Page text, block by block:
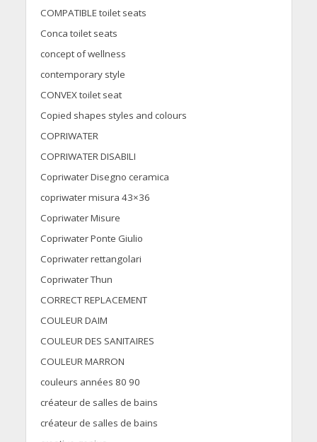
COMPATIBLE toilet seats
Conca toilet seats
concept of wellness
contemporary style
CONVEX toilet seat
Copied shapes styles and colours
COPRIWATER
COPRIWATER DISABILI
Copriwater Disegno ceramica
copriwater misura 43×36
Copriwater Misure
Copriwater Ponte Giulio
Copriwater rettangolari
Copriwater Thun
CORRECT REPLACEMENT
COULEUR DAIM
COULEUR DES SANITAIRES
COULEUR MARRON
couleurs années 80 90
créateur de salles de bains
créateur de salles de bains